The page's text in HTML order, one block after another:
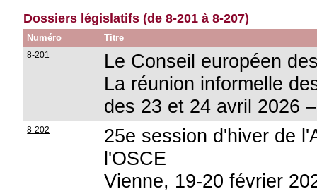
Dossiers législatifs (de 8-201 à 8-207)
Numéro Titre
8-201
Le Conseil européen
La réunion informelle
des 23 et 24 avril 2026
8-202
25e session d'hiver de
l'OSCE
Vienne, 19-20 février